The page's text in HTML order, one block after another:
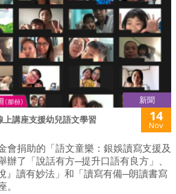
新聞
講座支援幼兒語文學習 14
Nov
會捐助的「語文童樂：銀娛讀寫支援及
辦了「說話有方─提升口語有良方」、
』讀有妙法」和「讀寫有備─朗讀書寫